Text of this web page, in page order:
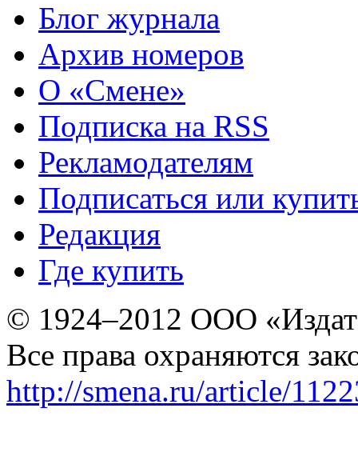
Блог журнала
Архив номеров
О «Смене»
Подписка на RSS
Рекламодателям
Подписаться или
Редакция
Где купить
© 1924–2012 ООО
Все права охраняются
http://smena.ru/article/